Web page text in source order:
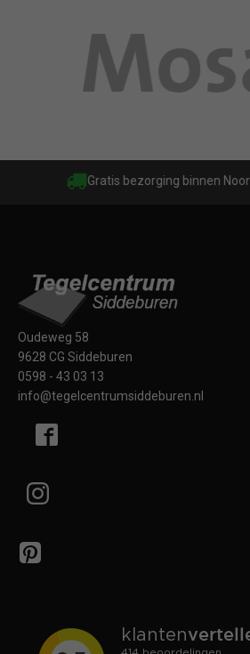
Gratis bezorging binnen
Oudeweg 58
9628 CG Siddeburen
0598 - 43 03 13
info@tegelcentrumsiddeburen.nl